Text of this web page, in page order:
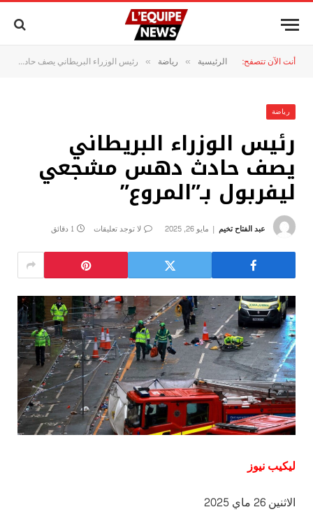
أنت الآن تتصفح: الرئيسية » رياضة » رئيس الوزراء البريطاني يصف حادث دهس مشجعي ليفربول بـ”المروع”
رياضة
رئيس الوزراء البريطاني
يصف حادث دهس مشجعي
ليفربول بـ”المروع”
عبد الفتاح تخيم مايو 26, 2025 لا توجد تعليقات 1 دقائق
ليكيب نيوز
الاثنين 26 ماي 2025